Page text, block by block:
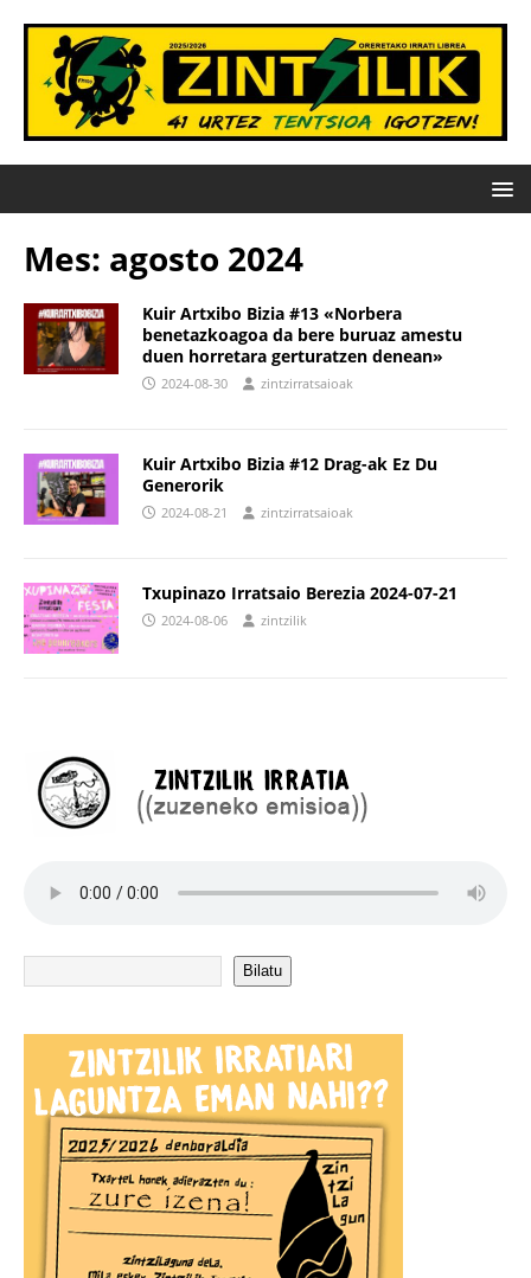
Mes: agosto 2024
Kuir Artxibo Bizia #13 «Norbera
benetazkoagoa da bere buruaz amestu
duen horretara gerturatzen denean»
2024-08-30 zintzirratsaioak
Kuir Artxibo Bizia #12 Drag-ak Ez Du
Generorik
2024-08-21 zintzirratsaioak
Txupinazo Irratsaio Berezia 2024-07-21
2024-08-06 zintzilik
Bilatu